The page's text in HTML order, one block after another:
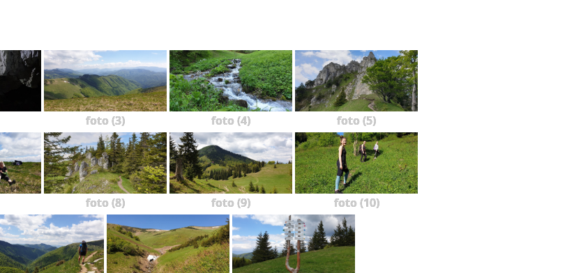
foto (3) foto (4) foto (5)
foto (8) foto (9) foto (10)